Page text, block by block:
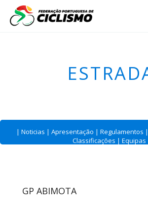
Close
| Noticias | Apresentação | Regulamentos |
Classificações | Equipas
GP ABIMOTA